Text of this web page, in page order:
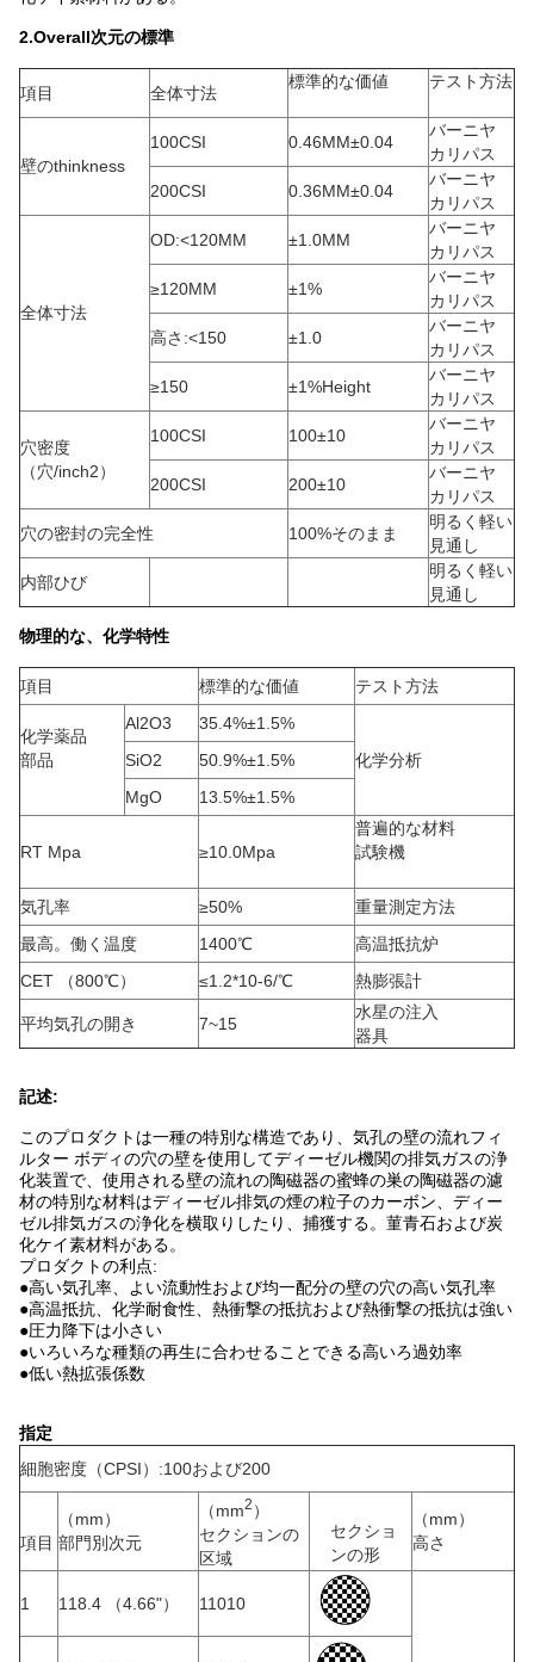
2.Overall次元の標準
項目 全体寸法
標準的な価値 テスト方法
壁のthinkness
100CSI 0.46MM±0.04
バーニヤ
カリパス
200CSI
0.36MM±0.04
バーニヤ
カリパス
全体寸法
OD:<120MM ±1.0MM
バーニヤ
カリパス
≥120MM
±1%
バーニヤ
カリパス
高さ:<150
±1.0
バーニヤ
カリパス
≥150
±1%Height
バーニヤ
カリパス
穴密度
（穴/inch2）
100CSI 100±10
バーニヤ
カリパス
200CSI
200±10
バーニヤ
カリパス
穴の密封の完全性
100%そのまま
明るく軽い
見通し
内部ひび
明るく軽い
見通し
物理的な、化学特性
項目 標準的な価値 テスト方法
化学薬品
部品
Al2O3
35.4%±1.5%
化学分析
SiO2
50.9%±1.5%
MgO
13.5%±1.5%
RT Mpa ≥10.0Mpa
普遍的な材料
試験機
気孔率 ≥50%
重量測定方法
最高。働く温度
1400℃
高温抵抗炉
CET （800℃）
≤1.2*10-6/℃ 熱膨張計
平均気孔の開き 7~15
水星の注入
器具
記述:
このプロダクトは一種の特別な構造であり、気孔の壁の流れフィ
ルター ボディの穴の壁を使用してディーゼル機関の排気ガスの浄
化装置で、使用される壁の流れの陶磁器の蜜蜂の巣の陶磁器の濾
材の特別な材料はディーゼル排気の煙の粒子のカーボン、ディー
ゼル排気ガスの浄化を横取りしたり、捕獲する。菫青石および炭
化ケイ素材料がある。
プロダクトの利点:
●高い気孔率、よい流動性および均一配分の壁の穴の高い気孔率
●高温抵抗、化学耐食性、熱衝撃の抵抗および熱衝撃の抵抗は強い
●圧力降下は小さい
●いろいろな種類の再生に合わせることできる高いろ過効率
●低い熱拡張係数
指定
細胞密度（CPSI）:100および200
項目
（mm）
部門別次元
（mm2 ）
セクションの
区域
セクショ
ンの形
（mm）
高さ
1 118.4 （4.66"） 11010